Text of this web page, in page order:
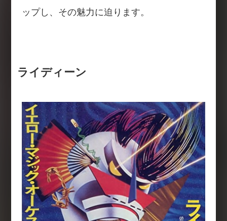
ップし、その魅力に迫ります。
ライディーン